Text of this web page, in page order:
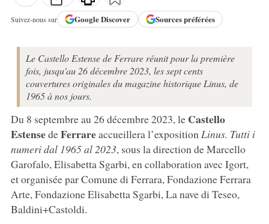
Suivez-nous sur GoogleDiscover Sources préférées
Le Castello Estense de Ferrare réunit pour la première
fois, jusqu'au 26 décembre 2023, les sept cents
couvertures originales du magazine historique Linus, de
1965 à nos jours.
Du 8 septembre au 26 décembre 2023, leCastello
EstensedeFerrareaccueillera l’exposition Linus. Tutti i
numeri dal 1965 al 2023, sous la direction de Marcello
Garofalo, Elisabetta Sgarbi, en collaboration avec Igort,
et organisée par Comune di Ferrara, Fondazione Ferrara
Arte, Fondazione Elisabetta Sgarbi, La nave di Teseo,
Baldini+Castoldi.